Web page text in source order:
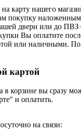
карту нашего
покупку
двери или до
Вы оплатите
или наличными.
картой
в корзине вы сразу
и оплатить.
на связи: